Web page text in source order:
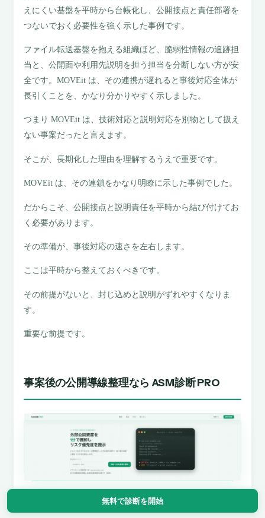
無料で診断を開始
えにくい基盤を平時から台帳化し、公開接点と責任部署を
つないでおく必要性を強く示した事例です。
ファイル転送基盤を抱える組織ほど、脆弱性情報の追跡担
当と、公開面や利用先説明を担う担当を分断しない方が安
全です。MOVEit は、その連携が遅れると事後対応全体が
長引くことを、かなり分かりやすく示しました。
つまり MOVEit は、技術対応と説明対応を別物として扱え
ない事案だったと言えます。
そこが、長期化した理由を理解するうえで重要です。
MOVEit は、その連鎖をかなり明瞭に示した事例でした。
だからこそ、公開接点と説明責任を平時から結び付けてお
く必要があります。
その準備が、事後対応の速さを左右します。
ここは平時から整えておくべきです。
その前提がないと、封じ込めと説明がずれやすくなりま
す。
重要な前提です。
事案後の公開導線整理なら ASM診断 PRO
ASM診断 PRO 公式サイト